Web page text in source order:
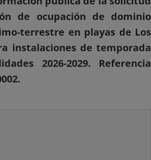
de ocupación de dominio
terrestre en playas de Los
instalaciones de temporada
2026-2029. Referencia